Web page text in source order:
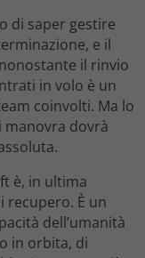
di saper gestire
e il
il rinvio
in volo è un
coinvolti. Ma lo
manovra dovrà
è, in ultima
recupero. È un
dell’umanità
in orbita, di